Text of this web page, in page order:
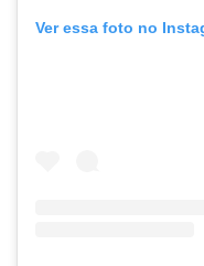
Ver essa foto no